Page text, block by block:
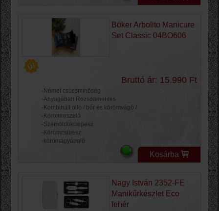
Böker Arbolito Manicure
Set Classic 04BO606
Bruttó ár: 15.990 Ft
-Német csúcsminőség
-Anyagában Rozsdamentes
-Kombinált olló / bőr és körömvágó /
-Körömreszelő
-Szemöldökcsipesz
-Körömcsipesz
-körömágyápoló
Kosárba
Nagy István 2352-FE
Manikűrkészlet Eco
fehér